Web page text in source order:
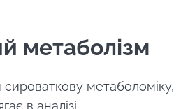
метаболізм
сироваткову метаболоміку,
в аналізі
з нами !